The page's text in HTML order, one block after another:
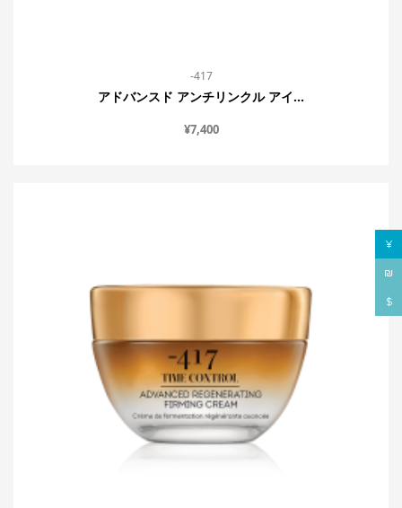
¥
₪
$
-417
アドバンスド アンチリンクル アイ...
¥7,400